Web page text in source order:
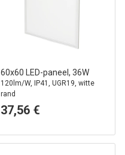
60x60 LED-paneel, 36W
120lm/W, IP41, UGR19, witte
rand
37,56 €